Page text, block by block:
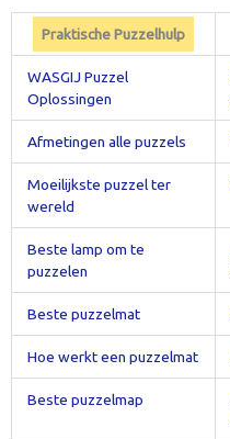
Praktische Puzzelhulp
WASGIJ Puzzel
Oplossingen
Afmetingen alle puzzels
Moeilijkste puzzel ter
wereld
Beste lamp om te
puzzelen
Beste puzzelmat
Hoe werkt een puzzelmat
Beste puzzelmap